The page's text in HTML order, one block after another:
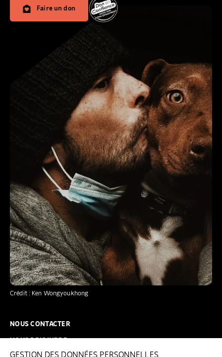
GESTION DES DONNÉES PERSONNELLES
Crédit : Ken Wongyoukhong
Faire un don
NOUS CONTACTER